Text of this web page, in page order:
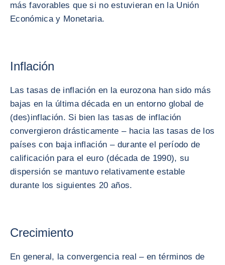
más favorables que si no estuvieran en la Unión
Económica y Monetaria.
Inflación
Las tasas de inflación en la eurozona han sido más
bajas en la última década en un entorno global de
(des)inflación. Si bien las tasas de inflación
convergieron drásticamente – hacia las tasas de los
países con baja inflación – durante el período de
calificación para el euro (década de 1990), su
dispersión se mantuvo relativamente estable
durante los siguientes 20 años.
Crecimiento
En general, la convergencia real – en términos de